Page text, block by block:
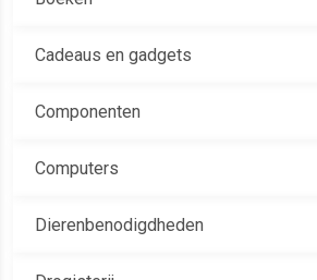
Cadeaus en gadgets
Componenten
Computers
Dierenbenodigdheden